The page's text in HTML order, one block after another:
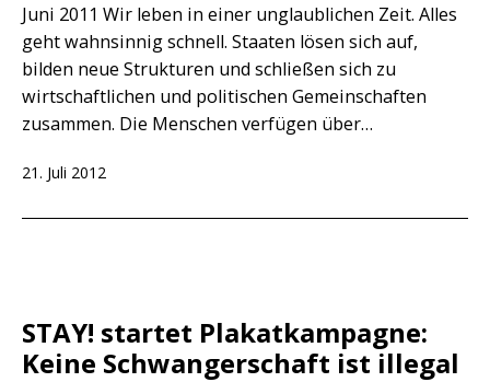
Juni 2011 Wir leben in einer unglaublichen Zeit. Alles
geht wahnsinnig schnell. Staaten lösen sich auf,
bilden neue Strukturen und schließen sich zu
wirtschaftlichen und politischen Gemeinschaften
zusammen. Die Menschen verfügen über…
Veröffentlicht
21. Juli 2012
STAY! startet Plakatkampagne:
Keine Schwangerschaft ist illegal